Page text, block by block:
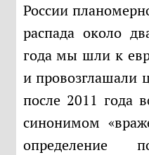
России
распада около
года мы шли к
и провозглашали
после 2011 года
синонимом